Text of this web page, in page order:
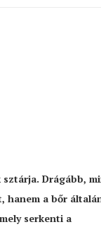
Drágább,
hanem a bőr
serkenti a